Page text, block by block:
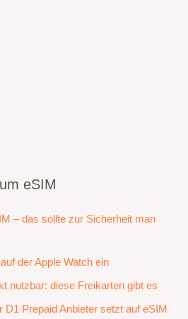
eSIM
– das sollte zur Sicherheit man
der Apple Watch ein
nutzbar: diese Freikarten gibt es
D1 Prepaid Anbieter setzt auf eSIM